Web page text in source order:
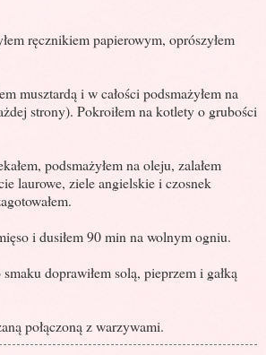
ręcznikiem papierowym, oprószyłem
musztardą i w całości podsmażyłem na
strony). Pokroiłem na kotlety o grubości
podsmażyłem na oleju, zalałem
laurowe, ziele angielskie i czosnek
i dusiłem 90 min na wolnym ogniu.
doprawiłem solą, pieprzem i gałką
połączoną z warzywami.